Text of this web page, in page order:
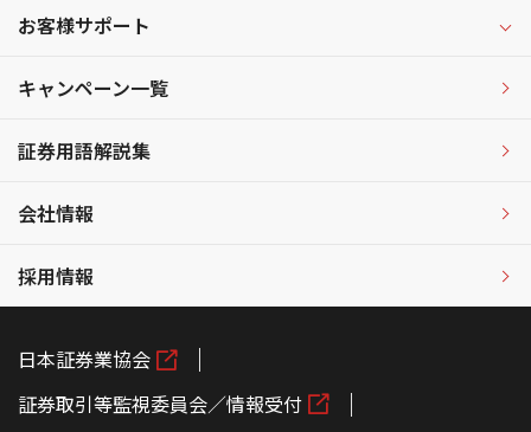
お客様サポート
キャンペーン一覧
証券用語解説集
会社情報
採用情報
日本証券業協会
証券取引等監視委員会／情報受付